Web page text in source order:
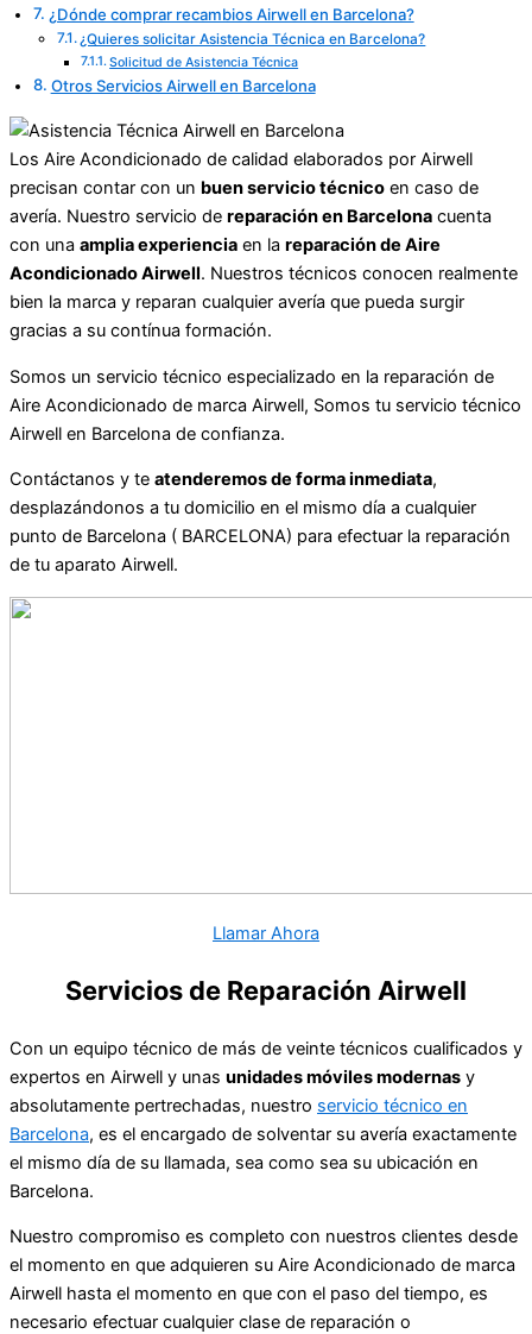
¿Dónde comprar recambios Airwell en Barcelona?
¿Quieres solicitar Asistencia Técnica en Barcelona?
Solicitud de Asistencia Técnica
Otros Servicios Airwell en Barcelona
Los Aire Acondicionado de calidad elaborados por Airwell
precisan contar con un buen servicio técnico en caso de
avería. Nuestro servicio de reparación en Barcelona cuenta
con una amplia experiencia en la reparación de Aire
Acondicionado Airwell. Nuestros técnicos conocen realmente
bien la marca y reparan cualquier avería que pueda surgir
gracias a su contínua formación.
Somos un servicio técnico especializado en la reparación de
Aire Acondicionado de marca Airwell, Somos tu servicio técnico
Airwell en Barcelona de confianza.
Contáctanos y te atenderemos de forma inmediata,
desplazándonos a tu domicilio en el mismo día a cualquier
punto de Barcelona ( BARCELONA) para efectuar la reparación
de tu aparato Airwell.
Llamar Ahora
Servicios de Reparación Airwell
Con un equipo técnico de más de veinte técnicos cualificados y
expertos en Airwell y unas unidades móviles modernas y
absolutamente pertrechadas, nuestro servicio técnico en
Barcelona, es el encargado de solventar su avería exactamente
el mismo día de su llamada, sea como sea su ubicación en
Barcelona.
Nuestro compromiso es completo con nuestros clientes desde
el momento en que adquieren su Aire Acondicionado de marca
Airwell hasta el momento en que con el paso del tiempo, es
necesario efectuar cualquier clase de reparación o